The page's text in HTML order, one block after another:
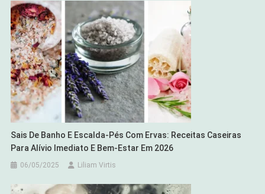
Sais De Banho E Escalda-Pés Com Ervas: Receitas Caseiras
Para Alívio Imediato E Bem-Estar Em 2026
06/05/2025 Liliam Virtis